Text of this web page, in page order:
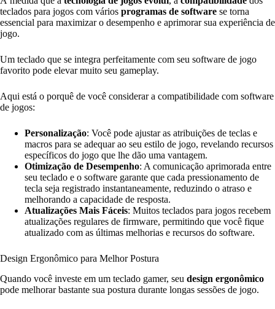
teclados para jogos com vários programas de software se torna
essencial para maximizar o desempenho e aprimorar sua experiência de
jogo.
Um teclado que se integra perfeitamente com seu software de jogo
favorito pode elevar muito seu gameplay.
Aqui está o porquê de você considerar a compatibilidade com software
de jogos:
Personalização: Você pode ajustar as atribuições de teclas e
macros para se adequar ao seu estilo de jogo, revelando recursos
específicos do jogo que lhe dão uma vantagem.
Otimização de Desempenho: A comunicação aprimorada entre
seu teclado e o software garante que cada pressionamento de
tecla seja registrado instantaneamente, reduzindo o atraso e
melhorando a capacidade de resposta.
Atualizações Mais Fáceis: Muitos teclados para jogos recebem
atualizações regulares de firmware, permitindo que você fique
atualizado com as últimas melhorias e recursos do software.
Design Ergonômico para Melhor Postura
Quando você investe em um teclado gamer, seu design ergonômico
pode melhorar bastante sua postura durante longas sessões de jogo.